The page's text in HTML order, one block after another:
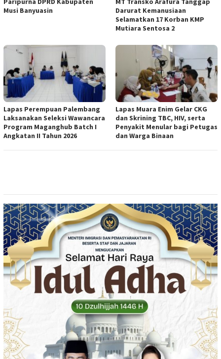
Musi Banyuasin
Darurat Kemanusiaan
Selamatkan 17 Korban KMP
Mutiara Sentosa 2
Lapas Perempuan Palembang
Laksanakan Seleksi Wawancara
Program Maganghub Batch I
Angkatan II Tahun 2026
Lapas Muara Enim Gelar CKG
dan Skrining TBC, HIV, serta
Penyakit Menular bagi Petugas
dan Warga Binaan